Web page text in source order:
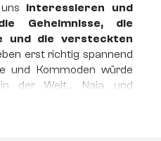
interessieren und
Geheimnisse, die
und die versteckten
erst richtig spannend
und Kommoden würde
der Welt… Naja, und